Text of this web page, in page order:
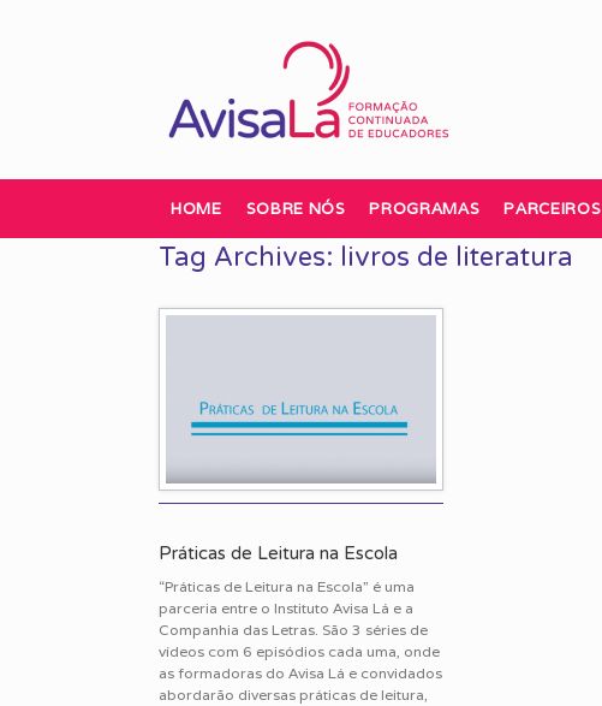
HOME SOBRE NÓS PROGRAMAS PARCEIROS
Tag Archives: livros de literatura
Práticas de Leitura na Escola
“Práticas de Leitura na Escola” é uma
parceria entre o Instituto Avisa Lá e a
Companhia das Letras. São 3 séries de
vídeos com 6 episódios cada uma, onde
as formadoras do Avisa Lá e convidados
abordarão diversas práticas de leitura,